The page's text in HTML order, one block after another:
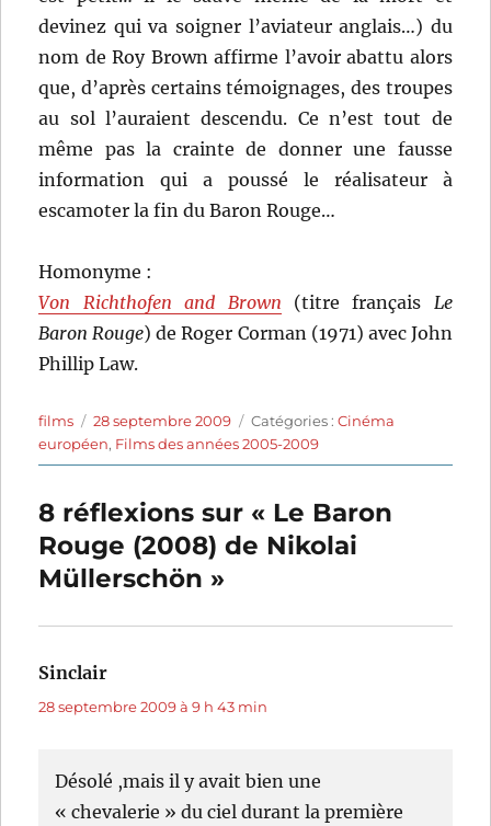
devinez qui va soigner l’aviateur anglais…) du
nom de Roy Brown affirme l’avoir abattu alors
que, d’après certains témoignages, des troupes
au sol l’auraient descendu. Ce n’est tout de
même pas la crainte de donner une fausse
information qui a poussé le réalisateur à
escamoter la fin du Baron Rouge…
Homonyme :
Von Richthofen and Brown (titre français Le
Baron Rouge) de Roger Corman (1971) avec John
Phillip Law.
Auteur
films
Publié
le
28 septembre 2009 Catégories
Catégories :Cinéma
européen, Films des années 2005-2009
8 réflexions sur « Le Baron
Rouge (2008) de Nikolai
Müllerschön »
Sinclair
28 septembre 2009 à 9 h 43 min
Désolé ,mais il y avait bien une
« chevalerie » du ciel durant la première